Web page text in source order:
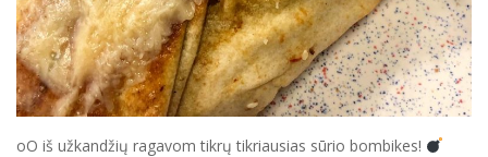
oO iš užkandžių ragavom tikrų tikriausias sūrio bombikes!